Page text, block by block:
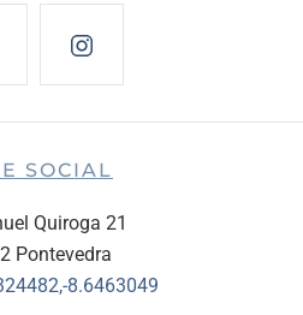
SOCIAL
Quiroga 21
Pontevedra
8.6463049